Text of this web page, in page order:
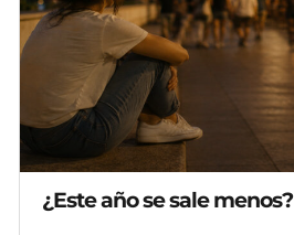
¿Este año se sale menos?